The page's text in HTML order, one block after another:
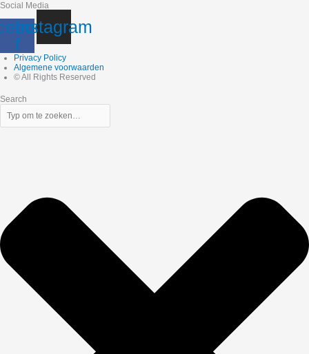
Social Media
f
Instagram
Privacy Policy
Algemene voorwaarden
© All Rights Reserved
Search